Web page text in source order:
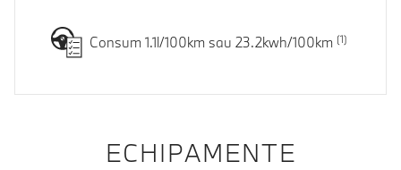
Consum 1.1l/100km sau 23.2kwh/100km
ECHIPAMENTE